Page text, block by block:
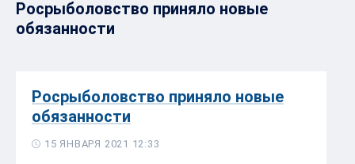
Росрыболовство приняло новые
обязанности
Росрыболовство приняло новые
обязанности
15 ЯНВАРЯ 2021 12:33